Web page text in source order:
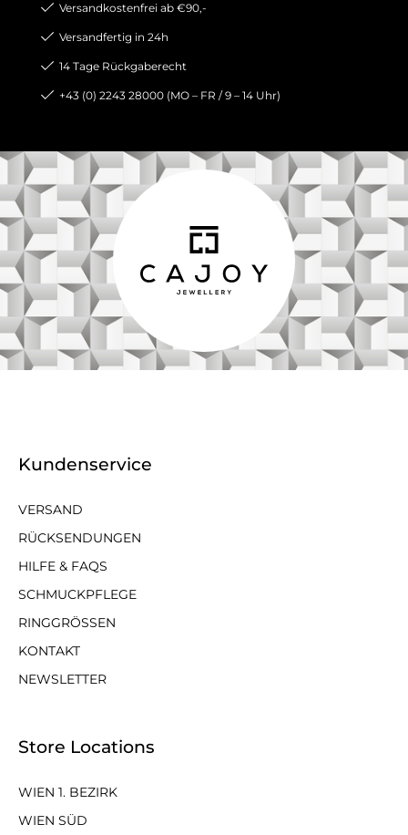
Versandkostenfrei ab €90,-
Versandfertig in 24h
14 Tage Rückgaberecht
+43 (0) 2243 28000 (MO – FR / 9 – 14 Uhr)
Kundenservice
VERSAND
RÜCKSENDUNGEN
HILFE & FAQS
SCHMUCKPFLEGE
RINGGRÖSSEN
KONTAKT
NEWSLETTER
Store Locations
WIEN 1. BEZIRK
WIEN SÜD